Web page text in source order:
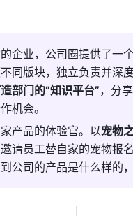
企业，公司圈提供了一
同版块，独立负责并
部门的“知识平台”，分
机会。
产品的体验官。以宠物
请员工替自家的宠物报
公司的产品是什么样的